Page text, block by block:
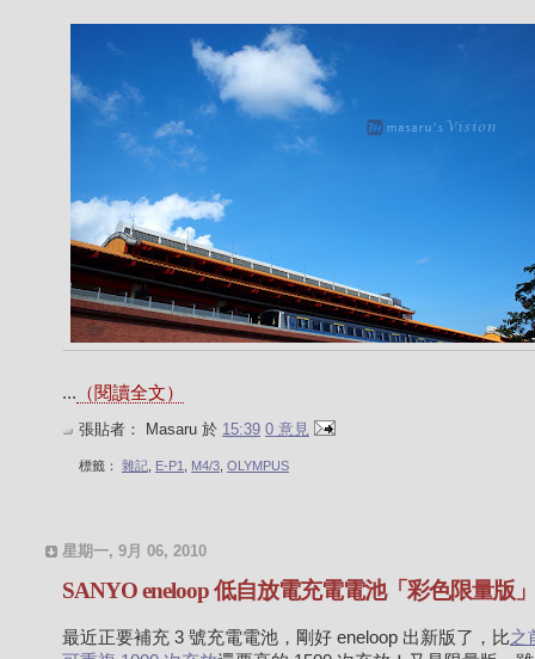
... （閱讀全文）
張貼者： Masaru 於 15:39 0 意見
標籤： 雜記 E-P1 M4/3 OLYMPUS
星期一, 9月 06, 2010
SANYO eneloop 低自放電充電電池「彩色限量版」
最近正要補充 3 號充電電池，剛好 eneloop 出新版了，比之